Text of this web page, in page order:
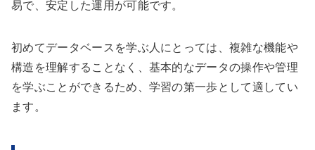
易で、安定した運用が可能です。
初めてデータベースを学ぶ人にとっては、複雑な機能や
構造を理解することなく、基本的なデータの操作や管理
を学ぶことができるため、学習の第一歩として適してい
ます。